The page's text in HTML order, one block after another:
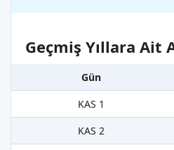
Geçmiş Yıllara Ait
Gün
KAS 1
KAS 2